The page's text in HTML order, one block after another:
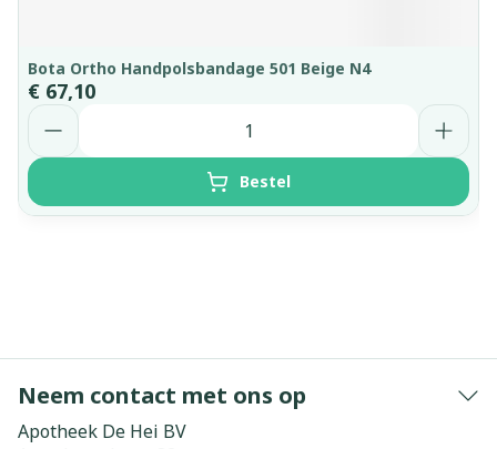
Bota Ortho Handpolsbandage 501 Beige N4
€ 67,10
Aantal
Bestel
Neem contact met ons op
Apotheek De Hei BV